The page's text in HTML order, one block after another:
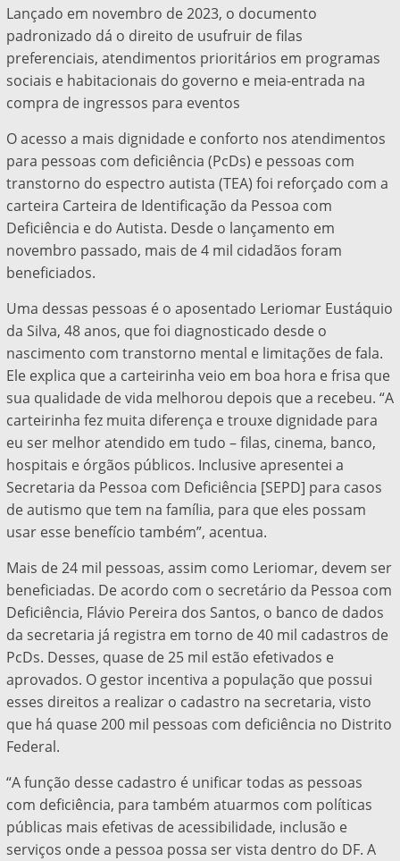
Lançado em novembro de 2023, o documento
padronizado dá o direito de usufruir de filas
preferenciais, atendimentos prioritários em programas
sociais e habitacionais do governo e meia-entrada na
compra de ingressos para eventos
O acesso a mais dignidade e conforto nos atendimentos
para pessoas com deficiência (PcDs) e pessoas com
transtorno do espectro autista (TEA) foi reforçado com a
carteira Carteira de Identificação da Pessoa com
Deficiência e do Autista. Desde o lançamento em
novembro passado, mais de 4 mil cidadãos foram
beneficiados.
Uma dessas pessoas é o aposentado Leriomar Eustáquio
da Silva, 48 anos, que foi diagnosticado desde o
nascimento com transtorno mental e limitações de fala.
Ele explica que a carteirinha veio em boa hora e frisa que
sua qualidade de vida melhorou depois que a recebeu. “A
carteirinha fez muita diferença e trouxe dignidade para
eu ser melhor atendido em tudo – filas, cinema, banco,
hospitais e órgãos públicos. Inclusive apresentei a
Secretaria da Pessoa com Deficiência [SEPD] para casos
de autismo que tem na família, para que eles possam
usar esse benefício também”, acentua.
Mais de 24 mil pessoas, assim como Leriomar, devem ser
beneficiadas. De acordo com o secretário da Pessoa com
Deficiência, Flávio Pereira dos Santos, o banco de dados
da secretaria já registra em torno de 40 mil cadastros de
PcDs. Desses, quase de 25 mil estão efetivados e
aprovados. O gestor incentiva a população que possui
esses direitos a realizar o cadastro na secretaria, visto
que há quase 200 mil pessoas com deficiência no Distrito
Federal.
“A função desse cadastro é unificar todas as pessoas
com deficiência, para também atuarmos com políticas
públicas mais efetivas de acessibilidade, inclusão e
serviços onde a pessoa possa ser vista dentro do DF. A